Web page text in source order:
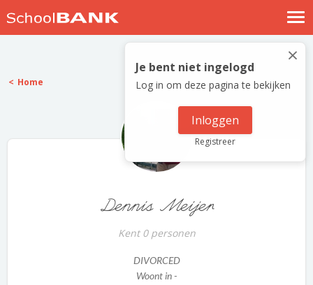
Nostalgische verhalen
Log in
Meld je gratis aan
×
Je bent niet ingelogd
Log in om deze pagina te bekijken
Inloggen
Registreer
Home
Dennis Meijer
Kent 0 personen
DIVORCED
Woont in -